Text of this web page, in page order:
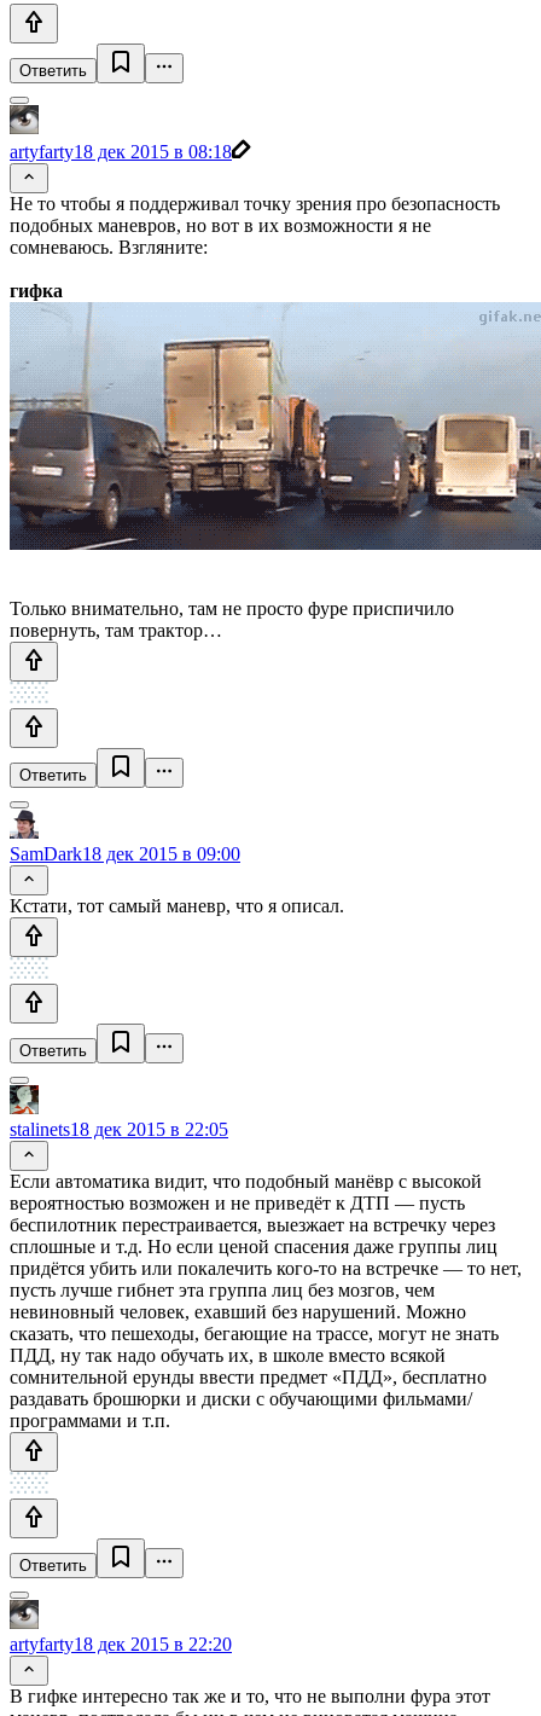
Ответить
artyfarty18 дек 2015 в 08:18
Не то чтобы я поддерживал точку зрения про безопасность
подобных маневров, но вот в их возможности я не
сомневаюсь. Взгляните:
гифка
Только внимательно, там не просто фуре приспичило
повернуть, там трактор…
Ответить
SamDark18 дек 2015 в 09:00
Кстати, тот самый маневр, что я описал.
Ответить
stalinets18 дек 2015 в 22:05
Если автоматика видит, что подобный манёвр с высокой
вероятностью возможен и не приведёт к ДТП — пусть
беспилотник перестраивается, выезжает на встречку через
сплошные и т.д. Но если ценой спасения даже группы лиц
придётся убить или покалечить кого-то на встречке — то нет,
пусть лучше гибнет эта группа лиц без мозгов, чем
невиновный человек, ехавший без нарушений. Можно
сказать, что пешеходы, бегающие на трассе, могут не знать
ПДД, ну так надо обучать их, в школе вместо всякой
сомнительной ерунды ввести предмет «ПДД», бесплатно
раздавать брошюрки и диски с обучающими фильмами/
программами и т.п.
Ответить
artyfarty18 дек 2015 в 22:20
В гифке интересно так же и то, что не выполни фура этот